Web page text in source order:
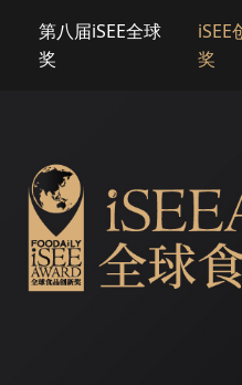
第八届iSEE全球
奖
iSEE
奖